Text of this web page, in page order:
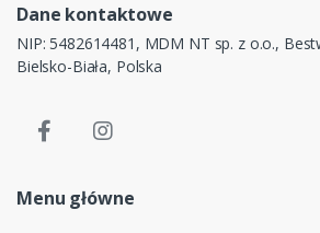
Dane kontaktowe
NIP: 5482614481, MDM NT sp. z o.o.,
Bielsko-Biała, Polska
Menu główne